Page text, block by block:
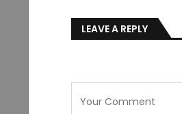
LEAVE A REPLY